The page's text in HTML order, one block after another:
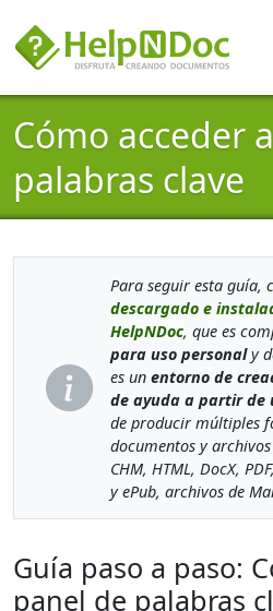
Cómo acceder
palabras clave
Para seguir esta guía,
descargado e
HelpNDoc, que es
para uso personaly
es un entorno de
de ayuda a partir de
de producir múltiples
documentos y
CHM, HTML, DocX,
y ePub, archivos de
Guía paso a paso:
panel de palabras